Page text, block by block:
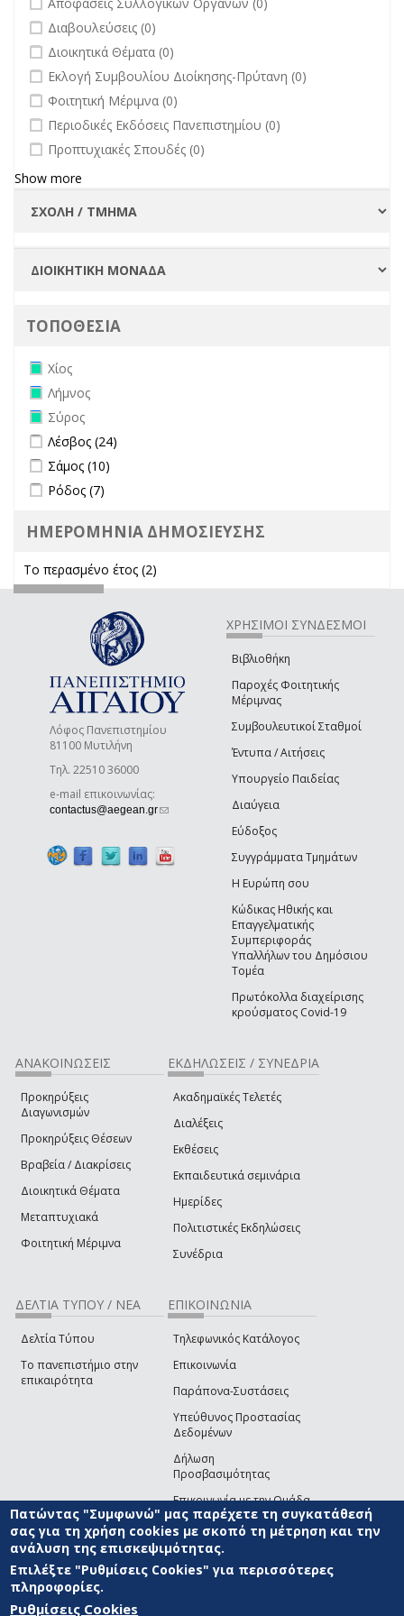
Αποφάσεις Συλλογικών Οργάνων (0)
undefined
Διαβουλεύσεις (0)
undefined
Διοικητικά Θέματα (0)
undefined
Εκλογή Συμβουλίου Διοίκησης-Πρύτανη (0)
undefined
Φοιτητική Μέριμνα (0)
undefined
Περιοδικές Εκδόσεις Πανεπιστημίου (0)
undefined
Προπτυχιακές Σπουδές (0)
Show more
ΤΟΠΟΘΕΣΙΑ
Remove Χίος filter
Χίος
Remove Λήμνος filter
Λήμνος
Remove Σύρος filter
Σύρος
Apply Λέσβος filter
Λέσβος (24)
Apply Σάμος filter
Σάμος (10)
Apply Ρόδος filter
Ρόδος (7)
ΗΜΕΡΟΜΗΝΙΑ ΔΗΜΟΣΙΕΥΣΗΣ
Το περασμένο έτος (2)
Λόφος Πανεπιστημίου
81100 Μυτιλήνη
Τηλ. 22510 36000
e-mail επικοινωνίας:
contactus@aegean.gr(link sends e-mail)
ΧΡΗΣΙΜΟΙ ΣΥΝΔΕΣΜΟΙ
Βιβλιοθήκη
Παροχές Φοιτητικής
Μέριμνας
Συμβουλευτικοί Σταθμοί
Έντυπα / Αιτήσεις
Υπουργείο Παιδείας
Διαύγεια
Εύδοξος
Συγγράμματα Τμημάτων
Η Ευρώπη σου
Κώδικας Ηθικής και
Επαγγελματικής
Συμπεριφοράς
Υπαλλήλων του Δημόσιου
Τομέα
Πρωτόκολλα διαχείρισης
κρούσματος Covid-19
ΑΝΑΚΟΙΝΩΣΕΙΣ
Προκηρύξεις
Διαγωνισμών
Προκηρύξεις Θέσεων
Βραβεία / Διακρίσεις
Διοικητικά Θέματα
Μεταπτυχιακά
Φοιτητική Μέριμνα
ΕΚΔΗΛΩΣΕΙΣ / ΣΥΝΕΔΡΙΑ
Ακαδημαϊκές Τελετές
Διαλέξεις
Εκθέσεις
Εκπαιδευτικά σεμινάρια
Ημερίδες
Πολιτιστικές Εκδηλώσεις
Συνέδρια
ΔΕΛΤΙΑ ΤΥΠΟΥ / ΝΕΑ
Δελτία Τύπου
Το πανεπιστήμιο στην
επικαιρότητα
ΕΠΙΚΟΙΝΩΝΙΑ
Τηλεφωνικός Κατάλογος
Επικοινωνία
Παράπονα-Συστάσεις
Υπεύθυνος Προστασίας
Δεδομένων
Δήλωση
Προσβασιμότητας
Επικοινωνία με την Ομάδα
Ανάπτυξης του site(link sends e-mail)
© ΠΑΝΕΠΙΣΤΗΜΙΟ ΑΙΓΑΙΟΥ ΟΡΟΙ ΧΡΗΣΗΣ
ΑΝΑΠΤΥΞΗΣ
Πατώντας "Συμφωνώ" μας παρέχετε τη συγκατάθεσή
σας για τη χρήση cookies με σκοπό τη μέτρηση και την
ανάλυση της επισκεψιμότητας.
Επιλέξτε "Ρυθμίσεις Cookies" για περισσότερες
πληροφορίες.
Ρυθμίσεις Cookies